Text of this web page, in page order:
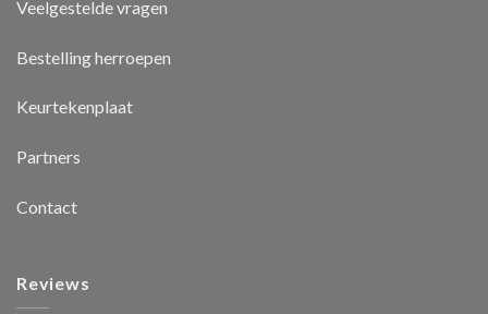
Veelgestelde vragen
Bestelling herroepen
Keurtekenplaat
Partners
Contact
Reviews